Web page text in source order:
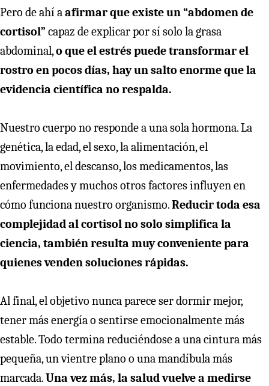
Pero de ahí aafirmar que existe un “abdomen de
cortisol” capaz de explicar por sí solo la grasa
abdominal,o que el estrés puede transformar el
rostro en pocos días, hay un salto enorme que la
evidencia científica no respalda.
Nuestro cuerpo no responde a una sola hormona. La
genética, la edad, el sexo, la alimentación, el
movimiento, el descanso, los medicamentos, las
enfermedades y muchos otros factores influyen en
cómo funciona nuestro organismo.Reducir toda esa
complejidad al cortisol no solo simplifica la
ciencia, también resulta muy conveniente para
quienes venden soluciones rápidas.
Al final, el objetivo nunca parece ser dormir mejor,
tener más energía o sentirse emocionalmente más
estable. Todo termina reduciéndose a una cintura más
pequeña, un vientre plano o una mandíbula más
marcada.Una vez más, la salud vuelve a medirse